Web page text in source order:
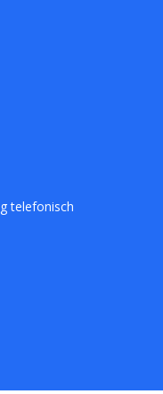
telefonisch